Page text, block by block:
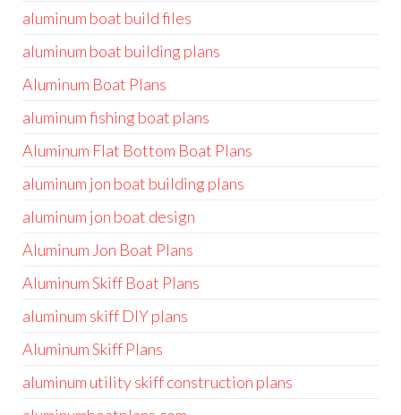
aluminum boat build files
aluminum boat building plans
Aluminum Boat Plans
aluminum fishing boat plans
Aluminum Flat Bottom Boat Plans
aluminum jon boat building plans
aluminum jon boat design
Aluminum Jon Boat Plans
Aluminum Skiff Boat Plans
aluminum skiff DIY plans
Aluminum Skiff Plans
aluminum utility skiff construction plans